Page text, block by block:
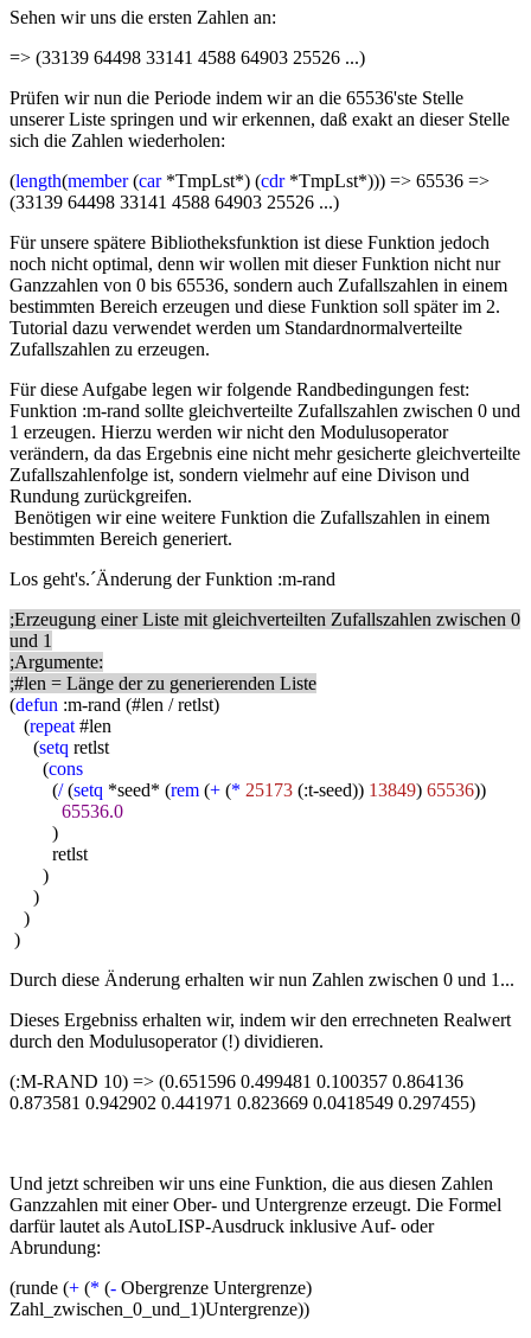
Sehen wir uns die ersten Zahlen an:
=> (33139 64498 33141 4588 64903 25526 ...)
Prüfen wir nun die Periode indem wir an die 65536'ste Stelle
unserer Liste springen und wir erkennen, daß exakt an dieser Stelle
sich die Zahlen wiederholen:
(length(member(car*TmpLst*) (cdr*TmpLst*))) => 65536 =>
(33139 64498 33141 4588 64903 25526 ...)
Für unsere spätere Bibliotheksfunktion ist diese Funktion jedoch
noch nicht optimal, denn wir wollen mit dieser Funktion nicht nur
Ganzzahlen von 0 bis 65536, sondern auch Zufallszahlen in einem
bestimmten Bereich erzeugen und diese Funktion soll später im 2.
Tutorial dazu verwendet werden um Standardnormalverteilte
Zufallszahlen zu erzeugen.
Für diese Aufgabe legen wir folgende Randbedingungen fest:
Funktion :m-rand sollte gleichverteilte Zufallszahlen zwischen 0 und
1 erzeugen. Hierzu werden wir nicht den Modulusoperator
verändern, da das Ergebnis eine nicht mehr gesicherte gleichverteilte
Zufallszahlenfolge ist, sondern vielmehr auf eine Divison und
Rundung zurückgreifen.
Benötigen wir eine weitere Funktion die Zufallszahlen in einem
bestimmten Bereich generiert.
Los geht's.´Änderung der Funktion :m-rand
;Erzeugung einer Liste mit gleichverteilten Zufallszahlen zwischen 0
und 1
;Argumente:
;#len = Länge der zu generierenden Liste
(defun :m-rand (#len / retlst)
(repeat #len
(setq retlst
(cons
(/(setq *seed* (rem (+ (* 25173 (:t-seed)) 13849) 65536))
65536.0
)
retlst
)
)
)
)
Durch diese Änderung erhalten wir nun Zahlen zwischen 0 und 1...
Dieses Ergebniss erhalten wir, indem wir den errechneten Realwert
durch den Modulusoperator (!) dividieren.
(:M-RAND 10) => (0.651596 0.499481 0.100357 0.864136
0.873581 0.942902 0.441971 0.823669 0.0418549 0.297455)
Und jetzt schreiben wir uns eine Funktion, die aus diesen Zahlen
Ganzzahlen mit einer Ober- und Untergrenze erzeugt. Die Formel
darfür lautet als AutoLISP-Ausdruck inklusive Auf- oder
Abrundung:
(runde (+ (* (- Obergrenze Untergrenze)
Zahl_zwischen_0_und_1)Untergrenze))